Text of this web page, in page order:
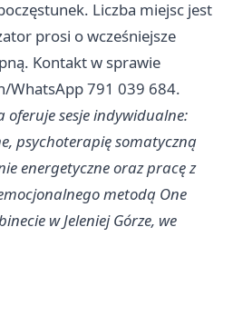
Liczba miejsc jest
prosi o wcześniejsze
Kontakt w sprawie
WhatsApp 791 039 684.
sesje indywidualne:
psychoterapię somatyczną
energetyczne oraz pracę z
metodą One
w Jeleniej Górze, we